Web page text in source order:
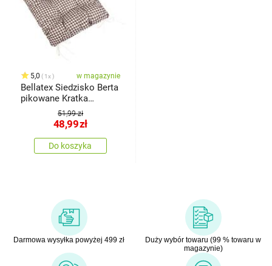
5,0 1x w magazynie
Bellatex Siedzisko Berta
pikowane Kratka
brązowy, 40 x 40 cm
51,99 zł
48,99zł
Do koszyka
Darmowa wysyłka powyżej 499 zł
Duży wybór towaru (99 % towaru w
magazynie)